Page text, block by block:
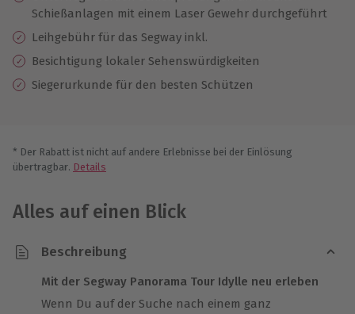
Schießanlagen mit einem Laser Gewehr durchgeführt
Leihgebühr für das Segway inkl.
Besichtigung lokaler Sehenswürdigkeiten
Siegerurkunde für den besten Schützen
* Der Rabatt ist nicht auf andere Erlebnisse bei der Einlösung
übertragbar. Details
Alles auf einen Blick
Beschreibung
Mit der Segway Panorama Tour Idylle neu erleben
Wenn Du auf der Suche nach einem ganz